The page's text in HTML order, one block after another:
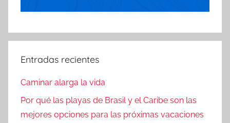
Entradas recientes
Caminar alarga la vida
Por qué las playas de Brasil y el Caribe son las
mejores opciones para las próximas vacaciones